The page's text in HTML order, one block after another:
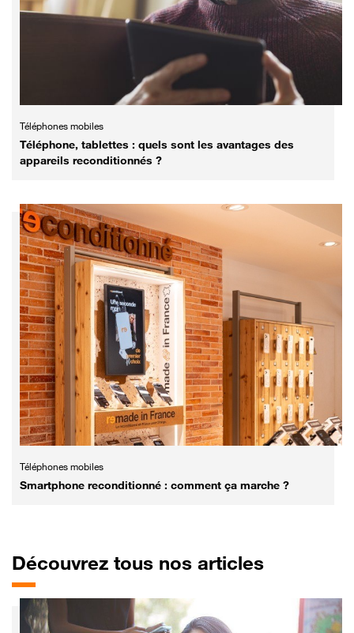
Téléphones mobiles
Téléphone, tablettes : quels sont les avantages des
appareils reconditionnés ?
Téléphones mobiles
Smartphone reconditionné : comment ça marche ?
Découvrez tous nos articles